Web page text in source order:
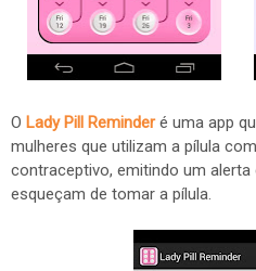
O Lady Pill Reminderé uma app
mulheres que utilizam a pílula
contraceptivo, emitindo um alerta
esqueçam de tomar a pílula.